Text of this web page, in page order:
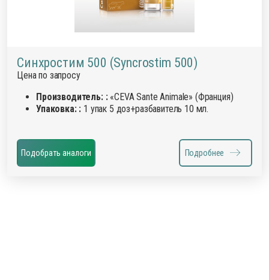
Синхростим 500 (Syncrostim 500)
Цена по запросу
Производитель: :«CEVA Sante Animale» (Франция)
Упаковка: : 1 упак 5 доз+разбавитель 10 мл.
Подобрать аналоги Подробнее